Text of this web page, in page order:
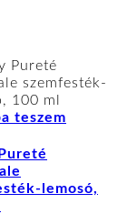
teszem
lemosó,